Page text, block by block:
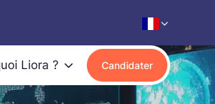
Liora ? Candidater